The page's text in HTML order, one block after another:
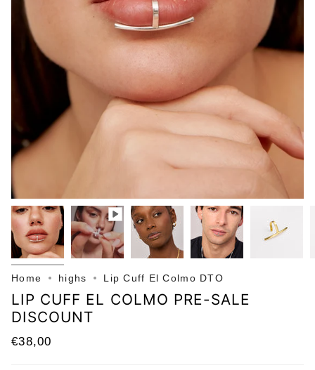
Home highs Lip Cuff El Colmo DTO
LIP CUFF EL COLMO PRE-SALE
DISCOUNT
€38,00